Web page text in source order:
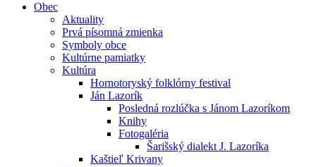
Obec
Aktuality
Prvá písomná zmienka
Symboly obce
Kultúrne pamiatky
Kultúra
Hornotoryský folklórny festival
Ján Lazorík
Posledná rozlúčka s Jánom Lazoríkom
Knihy
Fotogaléria
Šarišský dialekt J. Lazoríka
Kaštieľ Krivany